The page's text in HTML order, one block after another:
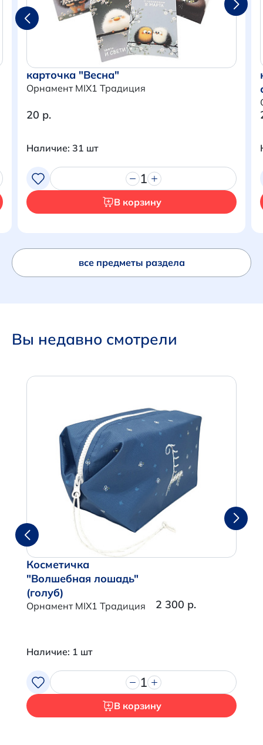
Итого:
0 р.
Продолжить покупки
карточка "Весна"
Орнамент MIX1 Традиция
20 р.
Наличие: 31 шт
1
В корзину
все предметы раздела
Вы недавно смотрели
Косметичка
"Волшебная лошадь"
(голуб)
Орнамент MIX1 Традиция 2 300 р.
Наличие: 1 шт
1
В корзину